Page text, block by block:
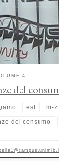
del consumo (SdC),
e discusse per la
sono strutture in cui è
in un
4
del
esl m-z
del consumo